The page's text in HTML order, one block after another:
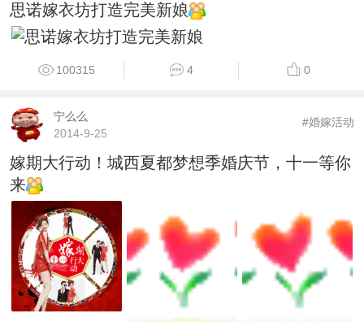
思诺嫁衣坊打造完美新娘
100315 4 0
宁么么
2014-9-25
#婚嫁活动
嫁期大行动！城西夏都梦想季婚庆节，十一等你
来